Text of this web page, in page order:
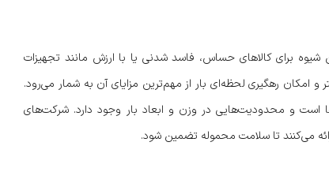
برای کالاهای حساس، فاسد شدنی یا با ارزش مانند تجهیزات
امکان رهگیری لحظه‌ای بار از مهم‌ترین مزایای آن به شمار می‌رود.
است و محدودیت‌هایی در وزن و ابعاد بار وجود دارد. شرکت‌های
می‌کنند تا سلامت محموله تضمین شود.